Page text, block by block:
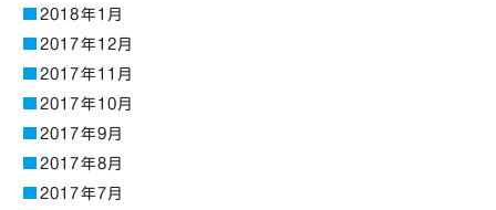
2018年1月
2017年12月
2017年11月
2017年10月
2017年9月
2017年8月
2017年7月